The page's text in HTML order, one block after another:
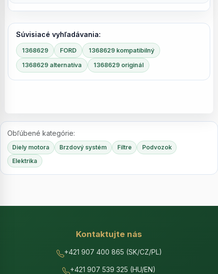
Súvisiacé vyhľadávania:
1368629 FORD 1368629 kompatibilný
1368629 alternatíva 1368629 originál
Obľúbené kategórie:
Diely motora Brzdový systém Filtre
Podvozok
Elektrika
Kontaktujte nás
+421 907 400 865 (SK/CZ/PL)
+421 907 539 325 (HU/EN)